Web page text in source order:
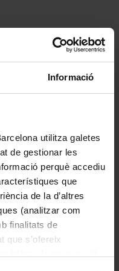
Informació
utilitza galetes
de gestionar les
perquè accediu
que
de la d’altres
(analitzar com
finalitats de
que s’ofereix